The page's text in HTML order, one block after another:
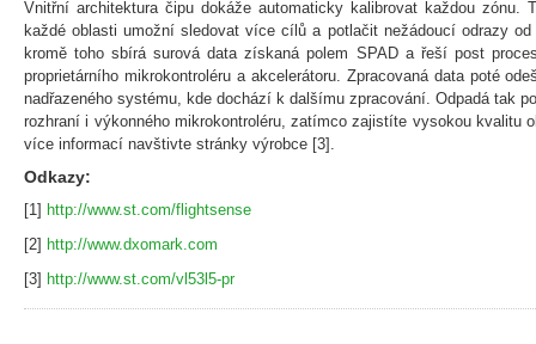
Vnitřní architektura čipu dokáže automaticky kalibrovat každou zónu.
každé oblasti umožní sledovat více cílů a potlačit nežádoucí odrazy
kromě toho sbírá surová data získaná polem SPAD a řeší post
proprietárního mikrokontroléru a akcelerátoru. Zpracovaná data poté
nadřazeného systému, kde dochází k dalšímu zpracování. Odpadá tak
rozhraní i výkonného mikrokontroléru, zatímco zajistíte vysokou kvalitu
více informací navštivte stránky výrobce [3].
Odkazy:
[1] http://www.st.com/flightsense
[2] http://www.dxomark.com
[3] http://www.st.com/vl53l5-pr